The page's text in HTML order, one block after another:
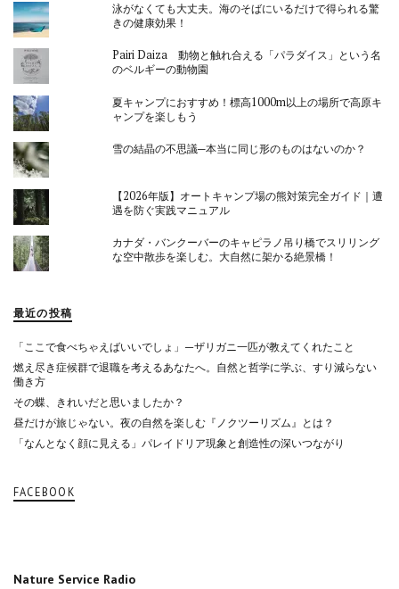
泳がなくても大丈夫。海のそばにいるだけで得られる驚
きの健康効果！
Pairi Daiza 動物と触れ合える「パラダイス」という名
のベルギーの動物園
夏キャンプにおすすめ！標高1000m以上の場所で高原キ
ャンプを楽しもう
雪の結晶の不思議─本当に同じ形のものはないのか？
【2026年版】オートキャンプ場の熊対策完全ガイド｜遭
遇を防ぐ実践マニュアル
カナダ・バンクーバーのキャピラノ吊り橋でスリリング
な空中散歩を楽しむ。大自然に架かる絶景橋！
最近の投稿
「ここで食べちゃえばいいでしょ」—ザリガニ一匹が教えてくれたこと
燃え尽き症候群で退職を考えるあなたへ。自然と哲学に学ぶ、すり減らない
働き方
その蝶、きれいだと思いましたか？
昼だけが旅じゃない。夜の自然を楽しむ『ノクツーリズム』とは？
「なんとなく顔に見える」パレイドリア現象と創造性の深いつながり
FACEBOOK
Nature Service Radio